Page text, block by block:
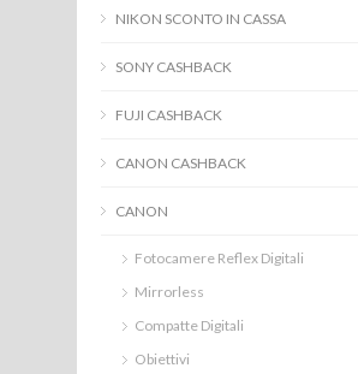
NIKON SCONTO IN CASSA
SONY CASHBACK
FUJI CASHBACK
CANON CASHBACK
CANON
Fotocamere Reflex Digitali
Mirrorless
Compatte Digitali
Obiettivi